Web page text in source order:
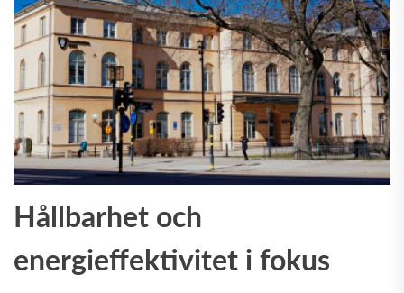
Hållbarhet och
energieffektivitet i fokus